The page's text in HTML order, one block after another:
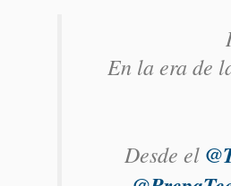
En la era de
Desde el